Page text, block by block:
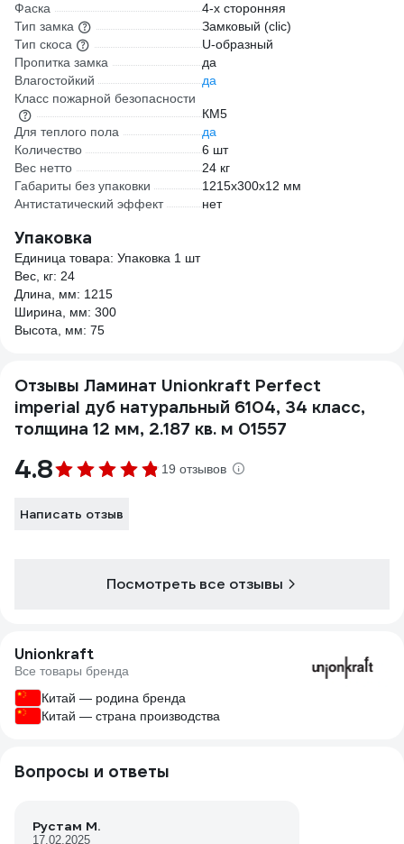
Фаска
4-х сторонняя
Тип замка
Замковый (clic)
Тип скоса
U-образный
Пропитка замка
да
Влагостойкий
да
Класс пожарной безопасности
КМ5
Для теплого пола
да
Количество
6 шт
Вес нетто
24 кг
Габариты без упаковки
1215х300х12 мм
Антистатический эффект
нет
Упаковка
Единица товара: Упаковка 1 шт
Вес, кг: 24
Длина, мм: 1215
Ширина, мм: 300
Высота, мм: 75
Отзывы Ламинат Unionkraft Perfect
imperial дуб натуральный 6104, 34 класс,
толщина 12 мм, 2.187 кв. м 01557
4.8 19 отзывов
Написать отзыв
Посмотреть все отзывы
Unionkraft
Все товары бренда
Китай — родина бренда
Китай — страна производства
Вопросы и ответы
Рустам М.
17.02.2025